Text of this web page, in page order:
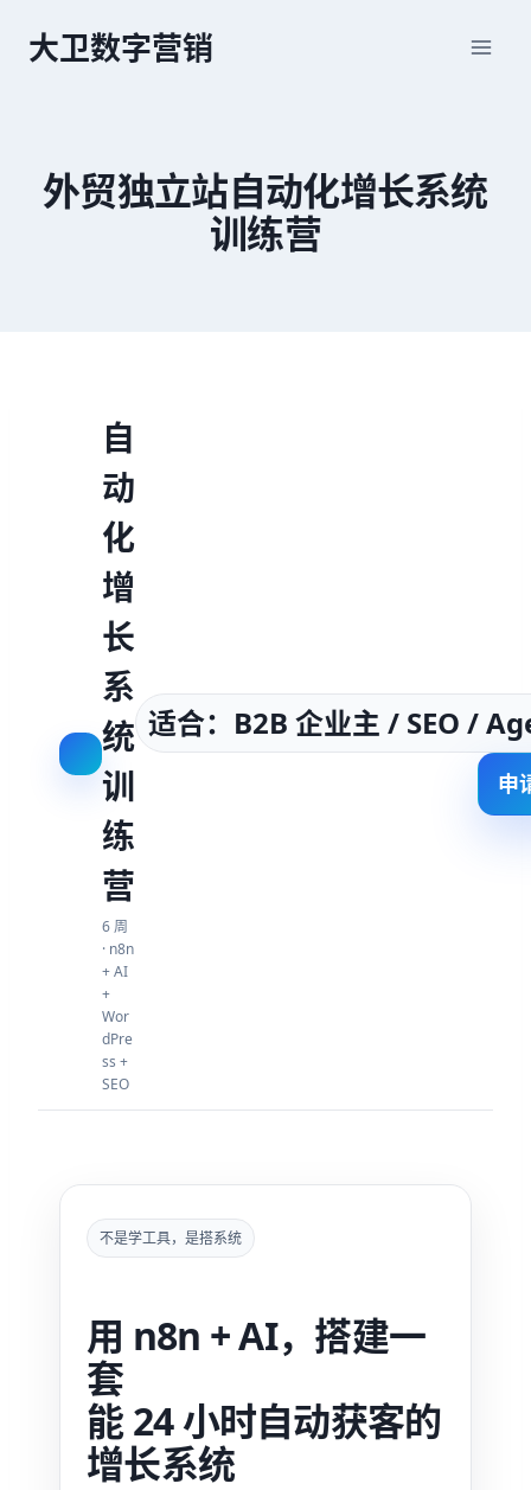
大卫数字营销
外贸独立站自动化增长系统
训练营
自
动
化
增
长
系
统
训
练
营
6 周
· n8n
+ AI
+
Wor
dPre
ss +
SEO
适合：B2B 企业主 / SEO /
申
不是学工具，是搭系统
用 n8n + AI，搭建一
套
能 24 小时自动获客的
增长系统